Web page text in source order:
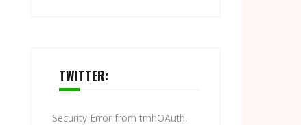
TWITTER:
Security Error from tmhOAuth.